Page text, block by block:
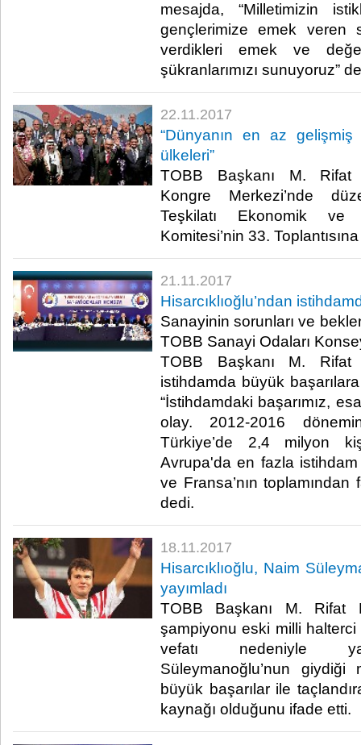
mesajda, “Milletimizin
gençlerimize emek veren
verdikleri emek ve
şükranlarımızı sunuyoruz”
22.11.2017
“Dünyanın en az
ülkeleri”
TOBB Başkanı M. Rifat
Kongre Merkezi’nde
Teşkilatı Ekonomik
Komitesi’nin 33. Toplantısına
21.11.2017
Hisarcıklıoğlu’ndan
Sanayinin sorunları ve
TOBB Sanayi Odaları
TOBB Başkanı M. Rifat
istihdamda büyük başarılara
“İstihdamdaki başarımız,
olay. 2012-2016
Türkiye’de 2,4 milyon
Avrupa'da en fazla
ve Fransa’nın
dedi.​
18.11.2017
Hisarcıklıoğlu, Naim
yayımladı
TOBB Başkanı M. Rifat
şampiyonu eski milli halterci
vefatı nedeniyle
Süleymanoğlu’nun
büyük başarılar ile
kaynağı olduğunu ifade etti.​